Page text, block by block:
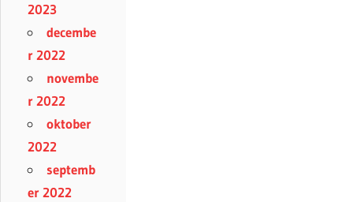
2023
decembe
r 2022
novembe
r 2022
oktober
2022
septemb
er 2022